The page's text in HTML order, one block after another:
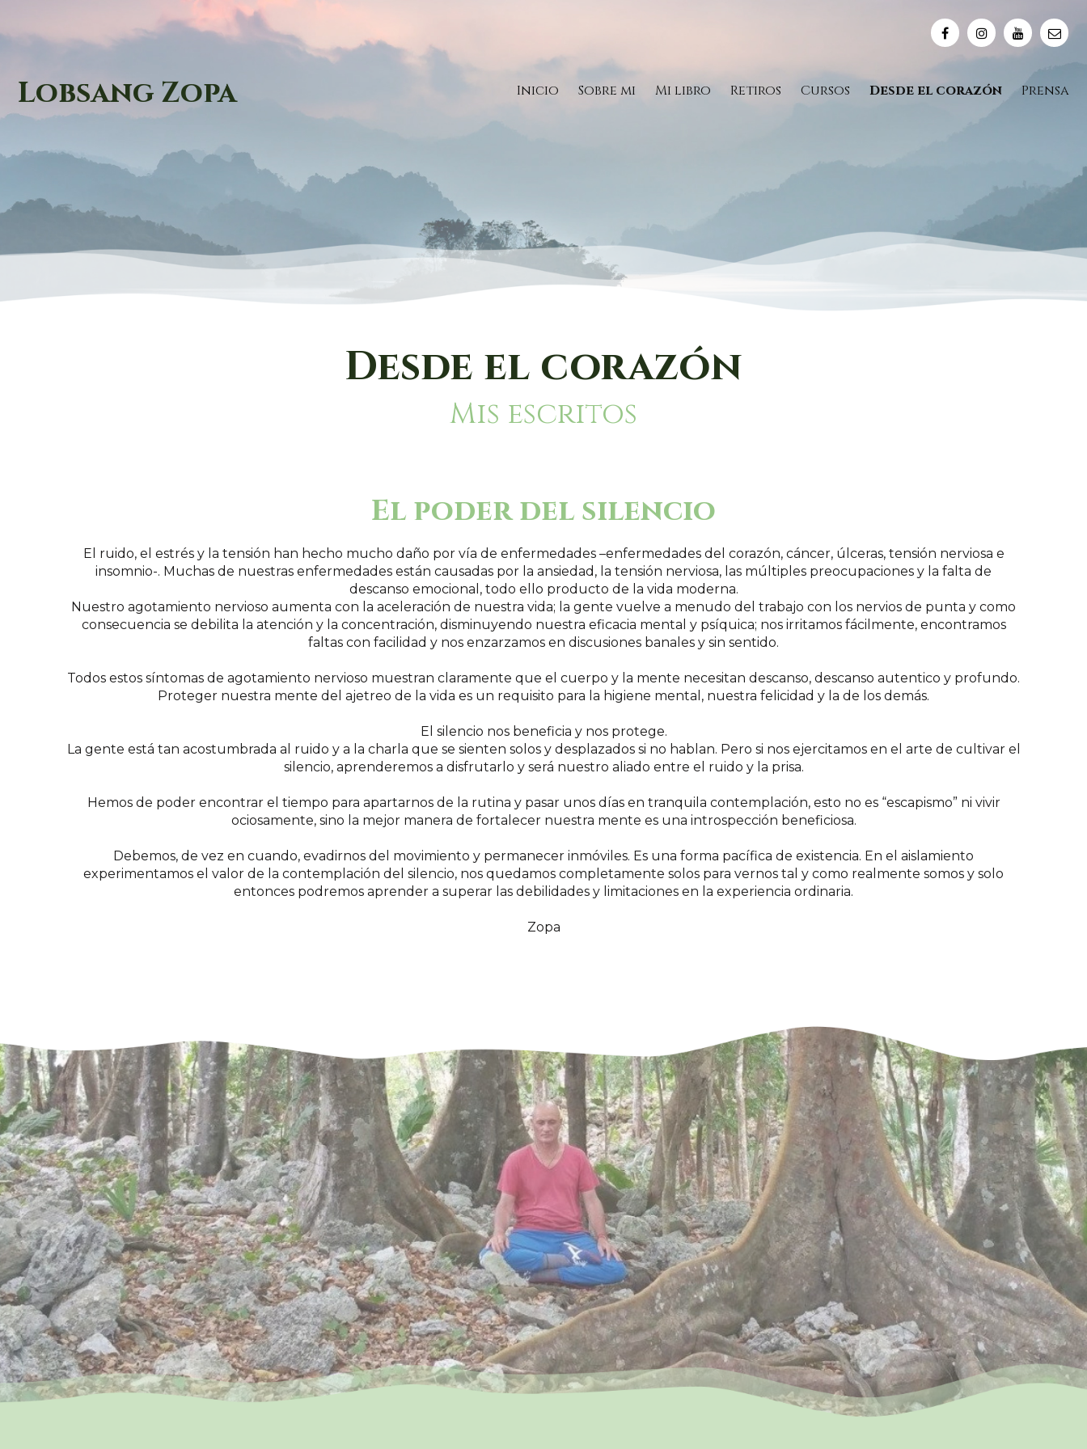
Lobsang Zopa Inicio Sobre mi Mi libro Retiros Cursos Desde el corazón Prensa
Desde el corazón
Mis escritos
El poder del silencio
El ruido, el estrés y la tensión han hecho mucho daño por vía de enfermedades –enfermedades del corazón, cáncer, úlceras, tensión nerviosa e
insomnio-. Muchas de nuestras enfermedades están causadas por la ansiedad, la tensión nerviosa, las múltiples preocupaciones y la falta de
descanso emocional, todo ello producto de la vida moderna.
Nuestro agotamiento nervioso aumenta con la aceleración de nuestra vida; la gente vuelve a menudo del trabajo con los nervios de punta y como
consecuencia se debilita la atención y la concentración, disminuyendo nuestra eficacia mental y psíquica; nos irritamos fácilmente, encontramos
faltas con facilidad y nos enzarzamos en discusiones banales y sin sentido.
Todos estos síntomas de agotamiento nervioso muestran claramente que el cuerpo y la mente necesitan descanso, descanso autentico y profundo.
Proteger nuestra mente del ajetreo de la vida es un requisito para la higiene mental, nuestra felicidad y la de los demás.
El silencio nos beneficia y nos protege.
La gente está tan acostumbrada al ruido y a la charla que se sienten solos y desplazados si no hablan. Pero si nos ejercitamos en el arte de cultivar el
silencio, aprenderemos a disfrutarlo y será nuestro aliado entre el ruido y la prisa.
Hemos de poder encontrar el tiempo para apartarnos de la rutina y pasar unos días en tranquila contemplación, esto no es “escapismo” ni vivir
ociosamente, sino la mejor manera de fortalecer nuestra mente es una introspección beneficiosa.
Debemos, de vez en cuando, evadirnos del movimiento y permanecer inmóviles. Es una forma pacífica de existencia. En el aislamiento
experimentamos el valor de la contemplación del silencio, nos quedamos completamente solos para vernos tal y como realmente somos y solo
entonces podremos aprender a superar las debilidades y limitaciones en la experiencia ordinaria.
Zopa